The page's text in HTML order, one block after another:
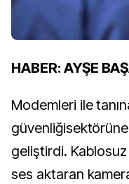
HABER: AYŞE
Modemleri ile
geliştirdi.
ses aktaran